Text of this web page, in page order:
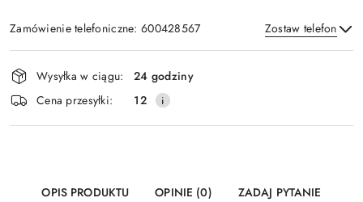
Zamówienie telefoniczne: 600428567 Zostaw telefon
Wyślij
Dostępność
i
dostawa
Wysyłka w ciągu:
24 godziny
Cena przesyłki:
12
OPIS PRODUKTU OPINIE (0) ZADAJ PYTANIE